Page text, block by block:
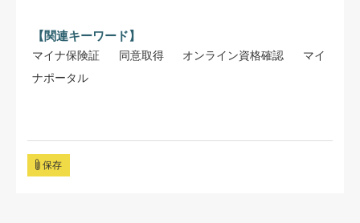
【関連キーワード】
マイナ保険証 同意取得 オンライン資格確認
マイ
ナポータル
保存